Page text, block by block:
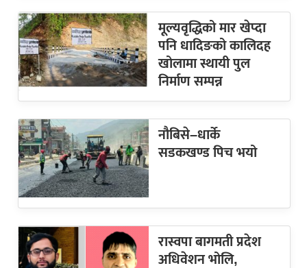
मूल्यवृद्धिको मार खेप्दा
पनि धादिङको कालिदह
खोलामा स्थायी पुल
निर्माण सम्पन्न
नौबिसे–धार्के
सडकखण्ड पिच भयो
रास्वपा बागमती प्रदेश
अधिवेशन भोलि,